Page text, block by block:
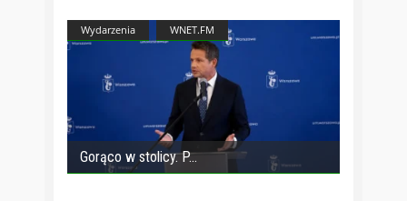
Wydarzenia WNET.FM
Gorąco w stolicy. P